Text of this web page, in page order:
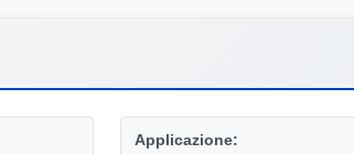
Applicazione: